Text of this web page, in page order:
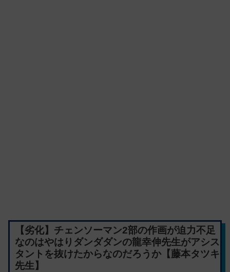
【劣化】チェンソーマン2部の作画が迫力不足
なのはやはりダンダダンの龍幸伸先生がアシス
タントを抜けたからなのだろうか【藤本タツキ
先生】